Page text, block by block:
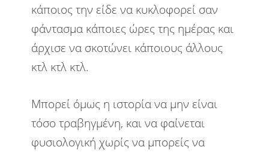
κάποιος την είδε να κυκλοφορεί σαν
φάντασμα κάποιες ώρες της ημέρας και
άρχισε να σκοτώνει κάποιους άλλους
κτλ κτλ κτλ.
Μπορεί όμως η ιστορία να μην είναι
τόσο τραβηγμένη, και να φαίνεται
φυσιολογική χωρίς να μπορείς να